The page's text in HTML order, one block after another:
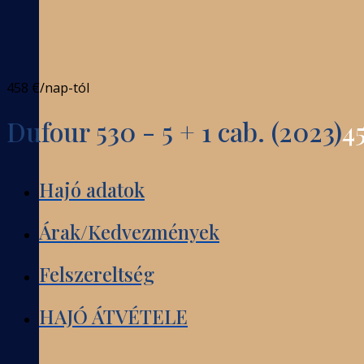
458 €/nap-tól
Dufour 530 - 5 + 1 cab. (2023)
Hajó adatok
Árak/Kedvezmények
Felszereltség
HAJÓ ÁTVÉTELE